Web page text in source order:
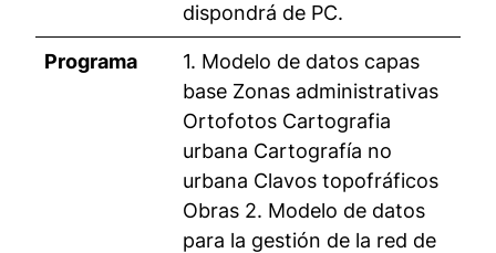
dispondrá de PC.
Programa
1. Modelo de datos capas
base Zonas administrativas
Ortofotos Cartografia
urbana Cartografía no
urbana Clavos topofráficos
Obras 2. Modelo de datos
para la gestión de la red de